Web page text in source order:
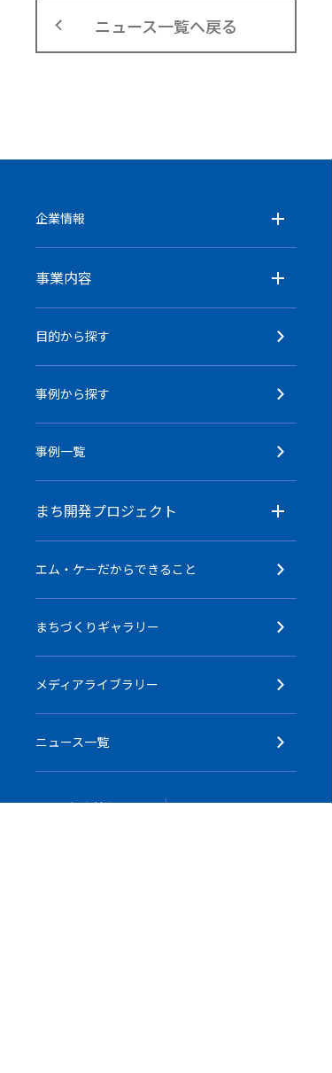
ニュース一覧へ戻る
企業情報
事業内容
目的から探す
事例から探す
事例一覧
まち開発プロジェクト
エム・ケーだからできること
まちづくりギャラリー
メディアライブラリー
ニュース一覧
個人情報の